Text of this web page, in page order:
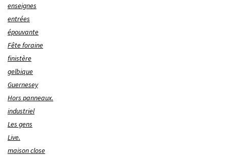
enseignes
entrées
épouvante
Fête foraine
finistère
gelbique
Guernesey
Hors panneaux.
industriel
Les gens
Live.
maison close